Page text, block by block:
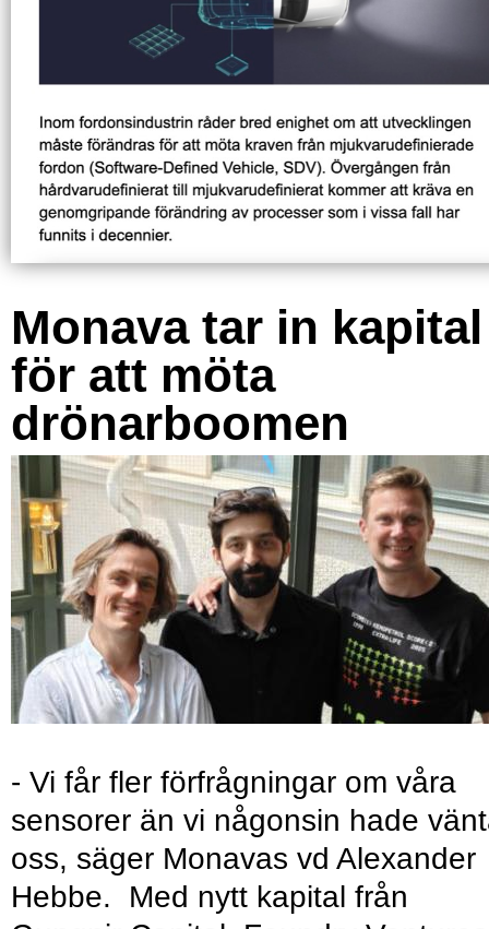
Monava tar in kapital
för att möta
drönarboomen
- Vi får fler förfrågningar om våra
sensorer än vi någonsin hade
oss, säger Monavas vd Alexander
Hebbe. Med nytt kapital från